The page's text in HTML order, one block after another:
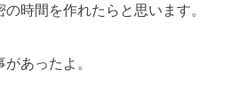
時間を作れたらと思います。
あったよ。